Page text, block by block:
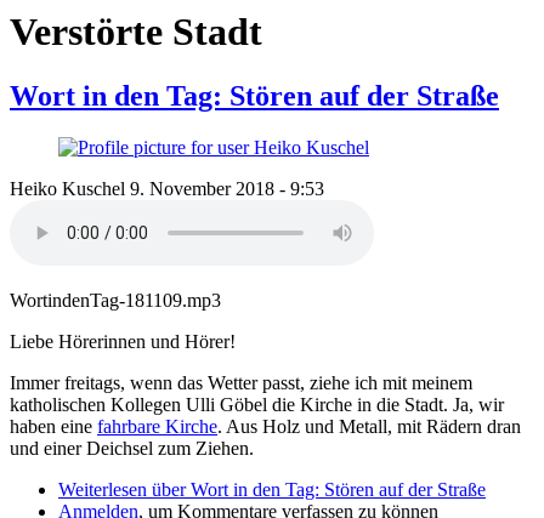
Verstörte Stadt
Wort in den Tag: Stören auf der Straße
Heiko Kuschel 9. November 2018 - 9:53
WortindenTag-181109.mp3
Liebe Hörerinnen und Hörer!
Immer freitags, wenn das Wetter passt, ziehe ich mit meinem
katholischen Kollegen Ulli Göbel die Kirche in die Stadt. Ja, wir
haben eine fahrbare Kirche. Aus Holz und Metall, mit Rädern dran
und einer Deichsel zum Ziehen.
Weiterlesen über Wort in den Tag: Stören auf der Straße
Anmelden, um Kommentare verfassen zu können